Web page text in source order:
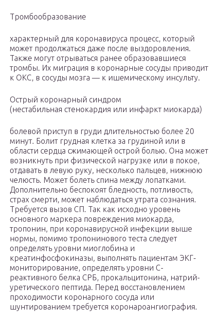
Тромбообразование
характерный для коронавируса процесс, который
может продолжаться даже после выздоровления.
Также могут отрываться ранее образовавшиеся
тромбы. Их миграция в коронарные сосуды приводит
к ОКС, в сосуды мозга — к ишемическому инсульту.
Острый коронарный синдром
(нестабильная стенокардия или инфаркт миокарда)
болевой приступ в груди длительностью более 20
минут. Болит грудная клетка за грудиной или в
области сердца сжимающей острой болью. Она может
возникнуть при физической нагрузке или в покое,
отдавать в левую руку, несколько пальцев, нижнюю
челюсть. Может болеть спина между лопатками.
Дополнительно беспокоят бледность, потливость,
страх смерти, может наблюдаться утрата сознания.
Требуется вызов СП. Так как исходно уровень
основного маркера повреждения миокарда,
тропонин, при коронавирусной инфекции выше
нормы, помимо тропонинового теста следует
определять уровни миоглобина и
креатинфосфокиназы, выполнять пациентам ЭКГ-
мониторирование, определять уровни С-
реактивного белка СРБ, прокальцитонина, натрий-
уретического пептида. Перед восстановлением
проходимости коронарного сосуда или
шунтированием требуется коронароангиография.